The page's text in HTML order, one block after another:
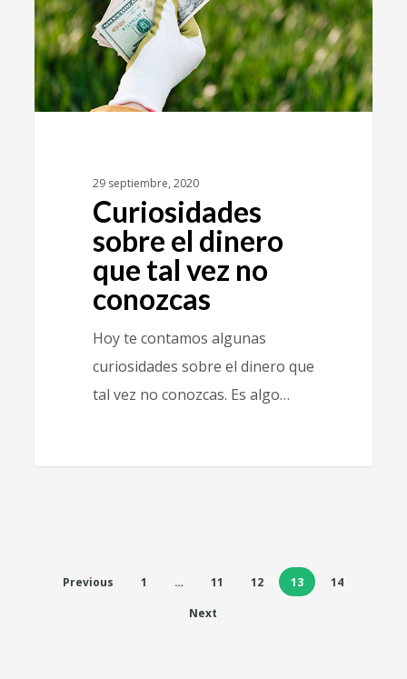
29 septiembre, 2020
Curiosidades
sobre el dinero
que tal vez no
conozcas
Hoy te contamos algunas
curiosidades sobre el dinero que
tal vez no conozcas. Es algo…
Previous 1 … 11 12 13
14
Next